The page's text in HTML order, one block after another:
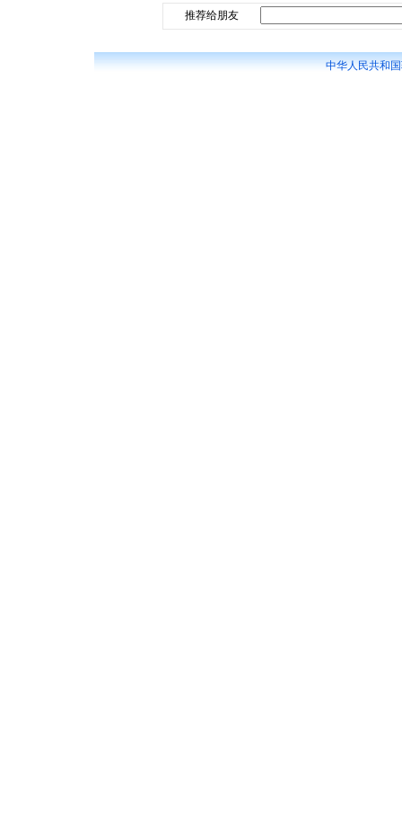
推荐给朋友
中华人民共和